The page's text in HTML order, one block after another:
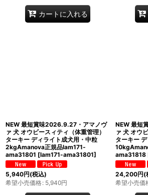
カートに入れる
NEW 最短賞味2026.9.27・アマノヴ
ァ 犬 オウビースィティ（体重管理）
ターキー ディライト成犬用・中粒
2kgAmanova正規品lam171-
ama31801 [lam171-ama31801]
5,940円(税込)
希望小売価格: 5,940円
NEW 最短
ァ 犬 オウ
ターキー
ama31818
24,200円(
希望小売価